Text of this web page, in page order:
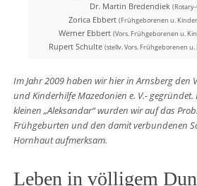
Dr. Martin Bredendiek
Zorica Ebbert (Frühgeborenen u.
Werner Ebbert (Vors. Frühgeborenen u.
Rupert Schulte(stellv. Vors. Frühgeborenen
Im Jahr 2009 haben wir hier in Arnsberg den
und Kinderhilfe Mazedonien e. V.- gegründet.
kleinen „Aleksandar“ wurden wir auf das
Frühgeburten und den damit verbundenen
Hornhaut aufmerksam.
Leben in völligem